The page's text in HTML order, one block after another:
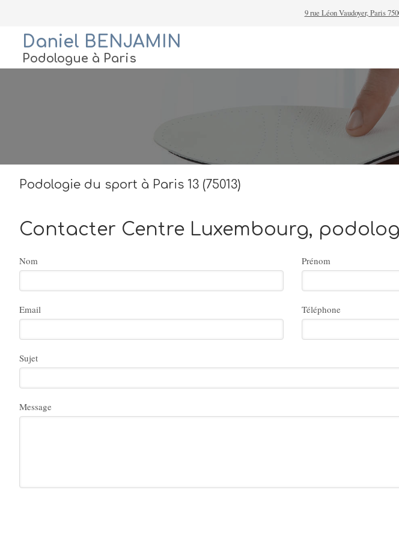
9 rue Léon Vaudoyer, Paris
Daniel BENJAMIN
Podologue à Paris
Podologie du sport à Paris 13 (75013)
Contacter Centre Luxembourg,
Nom Prénom
Email Téléphone
Sujet
Message